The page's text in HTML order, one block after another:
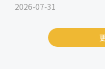
2026-07-31